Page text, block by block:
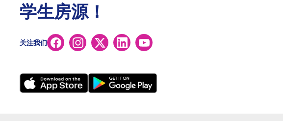
学生房源！
关注我们